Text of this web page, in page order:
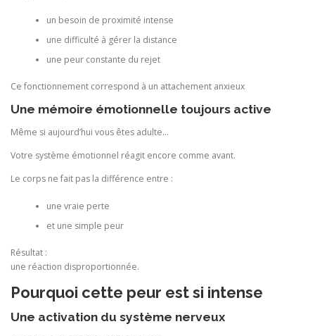
un besoin de proximité intense
une difficulté à gérer la distance
une peur constante du rejet
Ce fonctionnement correspond à un attachement anxieux
Une mémoire émotionnelle toujours active
Même si aujourd’hui vous êtes adulte…
Votre système émotionnel réagit encore comme avant.
Le corps ne fait pas la différence entre :
une vraie perte
et une simple peur
Résultat :
une réaction disproportionnée.
Pourquoi cette peur est si intense
Une activation du système nerveux